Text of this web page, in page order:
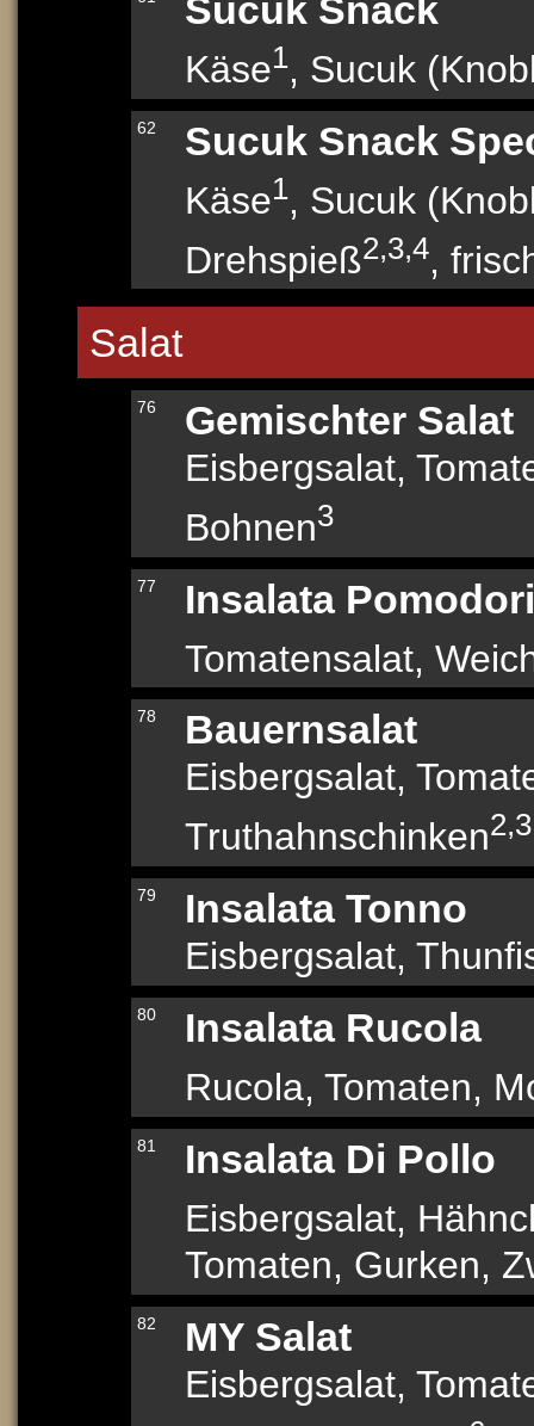
Sucuk Snack
Käse1, Sucuk
62 Sucuk Snack
Käse1, Sucuk
Drehspieß2,3,4,
Salat
76 Gemischter Salat
Eisbergsalat,
Bohnen3
77 Insalata Pomodori
Tomatensalat,
78 Bauernsalat
Eisbergsalat,
Truthahnschinken
79 Insalata Tonno
Eisbergsalat,
80 Insalata Rucola
Rucola, Tomaten,
81 Insalata Di Pollo
Eisbergsalat,
Tomaten, Gurken,
82 MY Salat
Eisbergsalat,